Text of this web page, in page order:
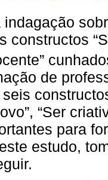
indagação
constructos
de
“Ser
para
estudo,